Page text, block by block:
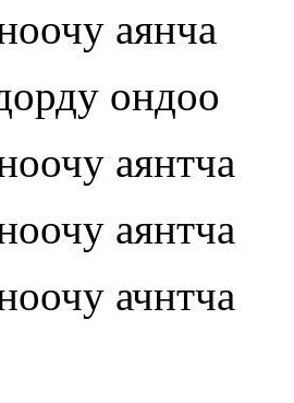
аянча
ондоо
аянтча
аянтча
ачнтча